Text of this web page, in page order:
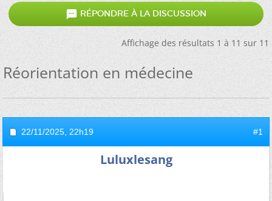
 RÉPONDRE À LA DISCUSSION
Affichage des résultats 1 à 11 sur 11
Réorientation en médecine
22/11/2025, 22h19 #1
Luluxlesang